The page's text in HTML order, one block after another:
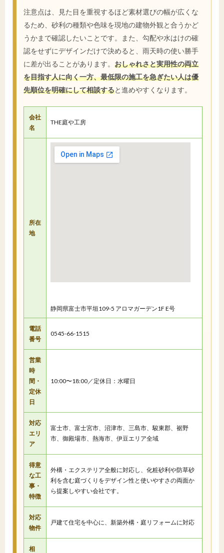
注意点は、見た目を重視するほど素材選びの幅が広くな
るため、砂利の種類や色味を現地の建物外観と合うかど
うかまで確認したいことです。また、勾配や水はけの確
認をせずにデザインだけで決めると、雨天時の使い勝手
に差が出ることがあります。 おしゃれさと実用性の両立
を目指す人に向く一方、最低限の施工を急ぎたい人は優
先順位を明確にして相談すると進めやすくなります。
会社
名
THE庭や工房
所在
地
静岡県富士市平垣109-5 アロマガーデン1F E号
電話
番号
0545-66-1515
営業
時
間・
定休
日
10:00〜18:00／定休日：水曜日
対応
エリ
ア
富士市、富士宮市、沼津市、三島市、駿東郡、裾野
市、御殿場市、熱海市、伊豆エリア全域
得意
な工
事・
特徴
外構・エクステリア全般に対応し、化粧砂利や防草砂
利を含む庭づくりをデザイン性と使いやすさの両面か
ら提案しやすい会社です。
対応
物件
戸建て住宅を中心に、新築外構・庭リフォームに対応
相